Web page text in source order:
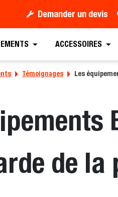
Demander un devis
ACCESSOIRES
Témoignages Les
de la